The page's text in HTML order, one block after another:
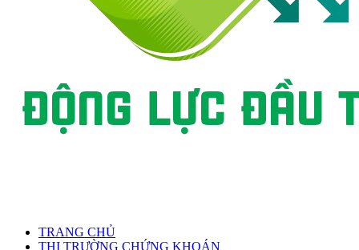
TRANG CHỦ
THỊ TRƯỜNG CHỨNG KHOÁN